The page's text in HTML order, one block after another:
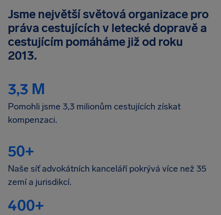
Jsme největší světová organizace pro
práva cestujících v letecké dopravě a
cestujícím pomáháme již od roku
2013.
3,3 M
Pomohli jsme 3,3 milionům cestujících získat
kompenzaci.
50+
Naše síť advokátních kanceláří pokrývá více než 35
zemí a jurisdikcí.
400+